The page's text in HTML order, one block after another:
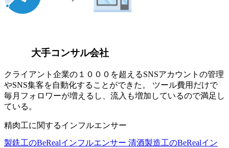
大手コンサル会社
クライアント企業の１０００を超えるSNSアカウントの管理
やSNS集客を自動化することができた。 ツール費用だけで
毎月フォロワーが増えるし、流入も増加しているので満足し
ている。
精肉工に関するインフルエンサー
製銑工のBeRealインフルエンサー 清酒製造工のBeRealイン